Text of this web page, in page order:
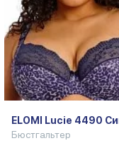
ELOMI Lucie 4490
Бюстгальтер